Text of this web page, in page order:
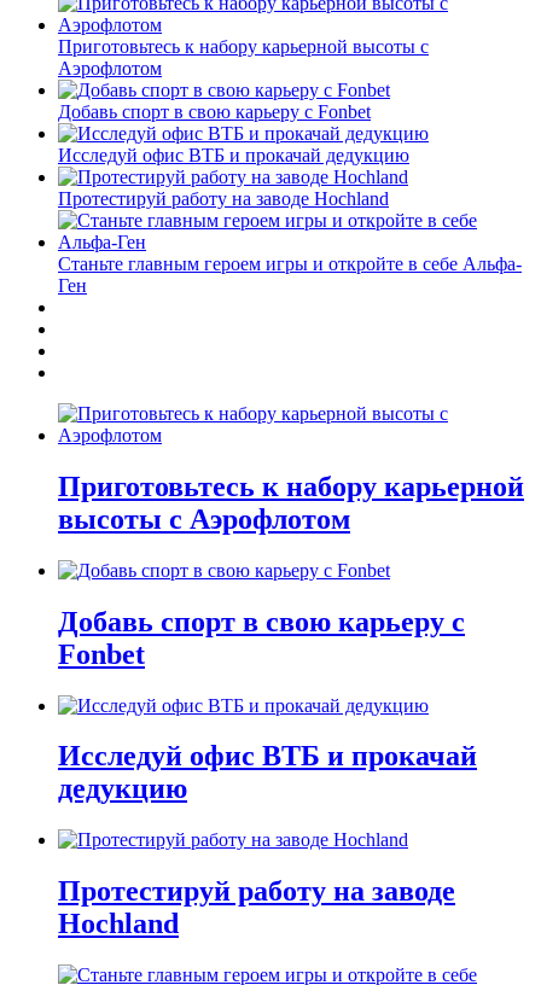
Приготовьтесь к набору карьерной высоты с
Аэрофлотом
Добавь спорт в свою карьеру с Fonbet
Исследуй офис ВТБ и прокачай дедукцию
Протестируй работу на заводе Hochland
Станьте главным героем игры и откройте в себе Альфа-
Ген
Приготовьтесь к набору карьерной
высоты с Аэрофлотом
Добавь спорт в свою карьеру с
Fonbet
Исследуй офис ВТБ и прокачай
дедукцию
Протестируй работу на заводе
Hochland